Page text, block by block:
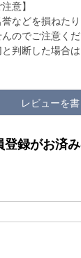
意】
などを損ねた
のでご注意くだ
判断した場合
レビューを書
登録がお済